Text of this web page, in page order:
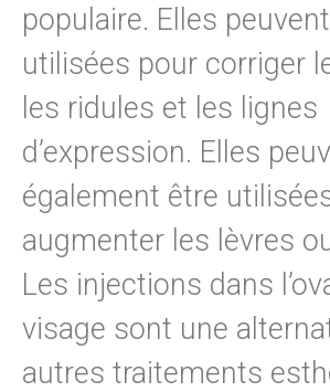
populaire. Elles
utilisées pour corriger
les ridules et les lignes
d’expression. Elles
également être
augmenter les lèvres
Les injections dans
visage sont une
autres traitements